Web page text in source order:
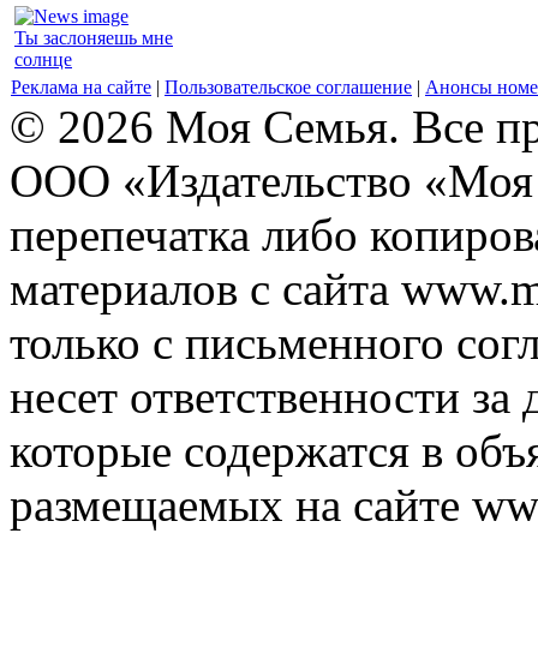
Ты заслоняешь мне
солнце
Реклама на сайте | Пользовательское соглашение | Анонсы
© 2026 Моя Семья. Все
ООО «Издательство
перепечатка либо
материалов с сайта
только с письменного
несет ответственности
которые содержатся в
размещаемых на сайте